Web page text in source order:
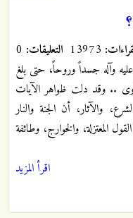
التعليقات:
وآله جسداً وروحاً، حتى بلغ
.. وقد دلت ظواهر الآيات
والآثار، أن الجنة والنار
المعتزلة، والخوارج، وطائفة
اقرأ المزيد